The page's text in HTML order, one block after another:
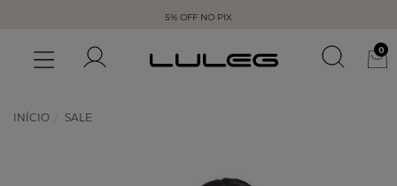
5% OFF NO PIX
0
INÍCIO SALE